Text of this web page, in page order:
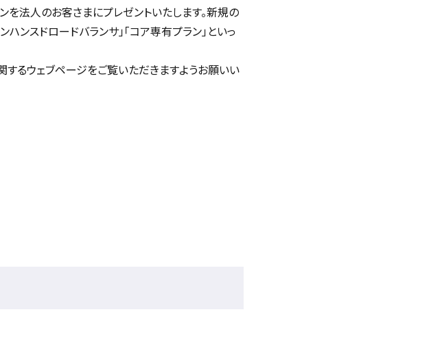
法人のお客さまにプレゼントいたします。新規の
ンスドロードバランサ」「コア専有プラン」といっ
るウェブページをご覧いただきますようお願いい